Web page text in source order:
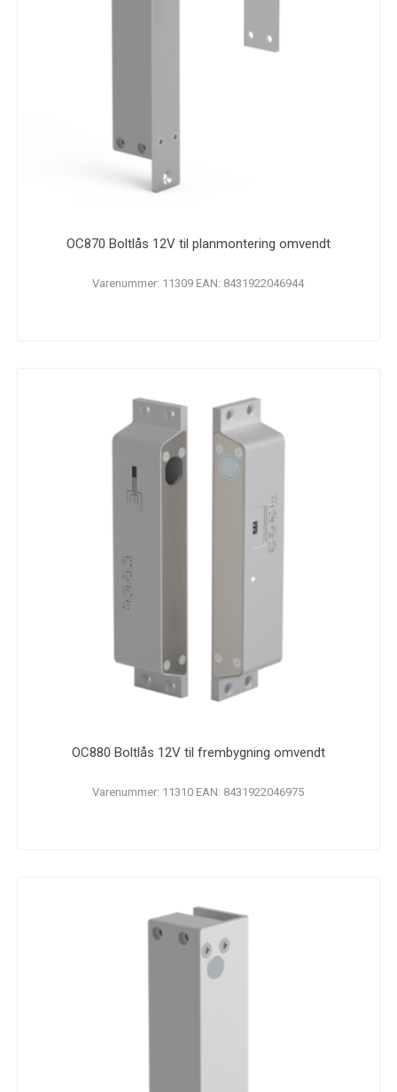
OC870 Boltlås 12V til planmontering omvendt
Varenummer: 11309 EAN: 8431922046944
OC880 Boltlås 12V til frembygning omvendt
Varenummer: 11310 EAN: 8431922046975